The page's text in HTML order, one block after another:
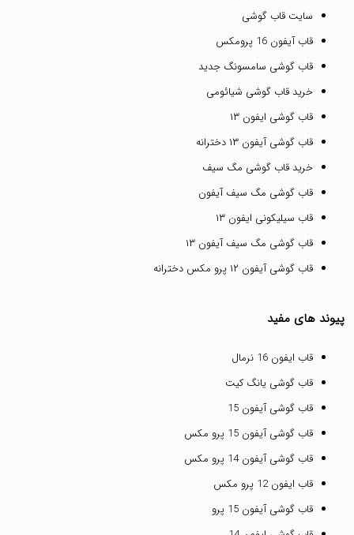
سایت قاب گوشی
قاب آیفون 16 پرومکس
قاب گوشی سامسونگ جدید
خرید قاب گوشی شیائومی
قاب گوشی ایفون ۱۳
قاب گوشی آیفون ۱۳ دخترانه
خرید قاب گوشی مگ سیف
قاب گوشی مگ سیف آیفون
قاب سیلیکونی ایفون ۱۳
قاب گوشی مگ سیف آیفون ۱۳
قاب گوشی آیفون ۱۲ پرو مکس دخترانه
پیوند های مفید
قاب ایفون 16 نرمال
قاب گوشی یانگ کیت
قاب گوشی آیفون 15
قاب گوشی آیفون 15 پرو مکس
قاب گوشی آیفون 14 پرو مکس
قاب ایفون 12 پرو مکس
قاب گوشی آیفون 15 پرو